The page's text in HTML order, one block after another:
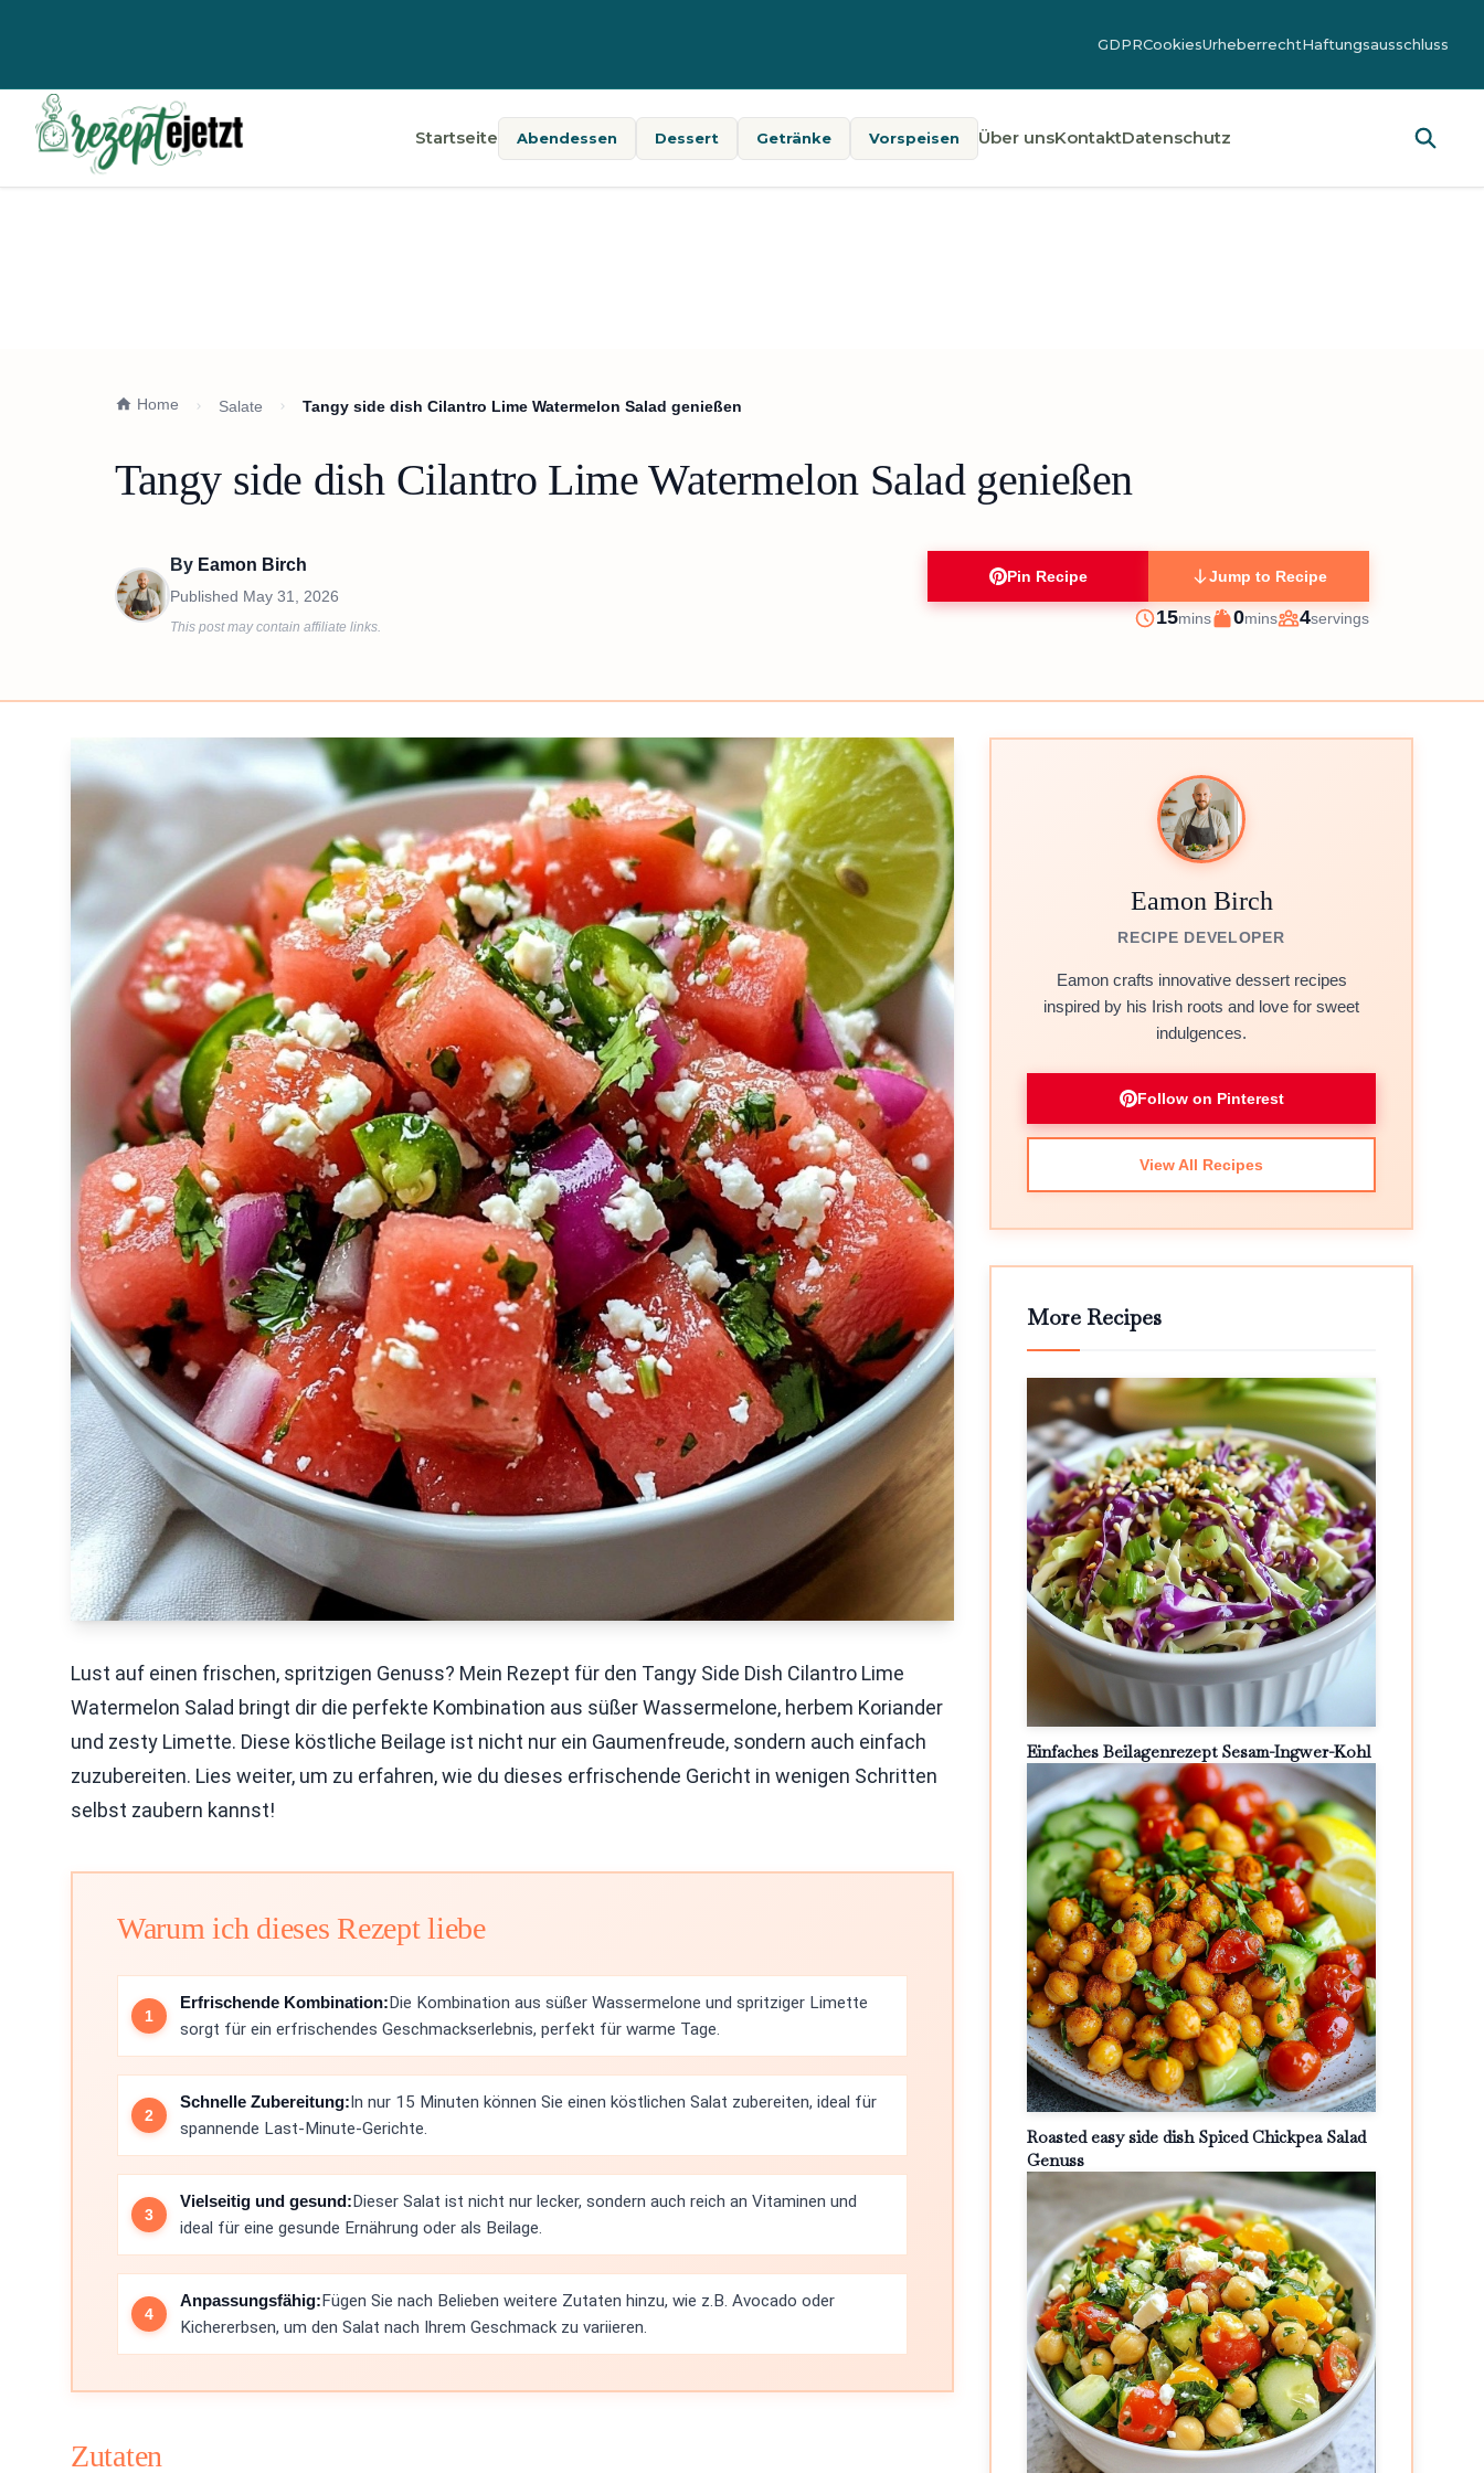
GDPRCookiesUrheberrechtHaftungsausschluss
Startseite Abendessen Dessert Getränke Vorspeisen Über unsKontaktDatenschutz
Home Salate Tangy side dish Cilantro Lime Watermelon Salad genießen
Tangy side dish Cilantro Lime Watermelon Salad genießen
By Eamon Birch
Published May 31, 2026
This post may contain affiliate links.
Pin Recipe Jump to Recipe
Prep
15minutes
mins
Cook
0minutes
mins
Servings
4servings
Lust auf einen frischen, spritzigen Genuss? Mein Rezept für den Tangy Side Dish Cilantro Lime
Watermelon Salad bringt dir die perfekte Kombination aus süßer Wassermelone, herbem Koriander
und zesty Limette. Diese köstliche Beilage ist nicht nur ein Gaumenfreude, sondern auch einfach
zuzubereiten. Lies weiter, um zu erfahren, wie du dieses erfrischende Gericht in wenigen Schritten
selbst zaubern kannst!
Warum ich dieses Rezept liebe
Erfrischende Kombination:Die Kombination aus süßer Wassermelone und spritziger Limette
sorgt für ein erfrischendes Geschmackserlebnis, perfekt für warme Tage.
Schnelle Zubereitung:In nur 15 Minuten können Sie einen köstlichen Salat zubereiten, ideal für
spannende Last-Minute-Gerichte.
Vielseitig und gesund:Dieser Salat ist nicht nur lecker, sondern auch reich an Vitaminen und
ideal für eine gesunde Ernährung oder als Beilage.
Anpassungsfähig:Fügen Sie nach Belieben weitere Zutaten hinzu, wie z.B. Avocado oder
Kichererbsen, um den Salat nach Ihrem Geschmack zu variieren.
Zutaten
Eamon Birch
RECIPE DEVELOPER
Eamon crafts innovative dessert recipes
inspired by his Irish roots and love for sweet
indulgences.
Follow on Pinterest
View All Recipes
More Recipes
Einfaches Beilagenrezept Sesam-Ingwer-Kohl
Roasted easy side dish Spiced Chickpea Salad
Genuss